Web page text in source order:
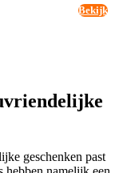
Bekijk
geschenken past